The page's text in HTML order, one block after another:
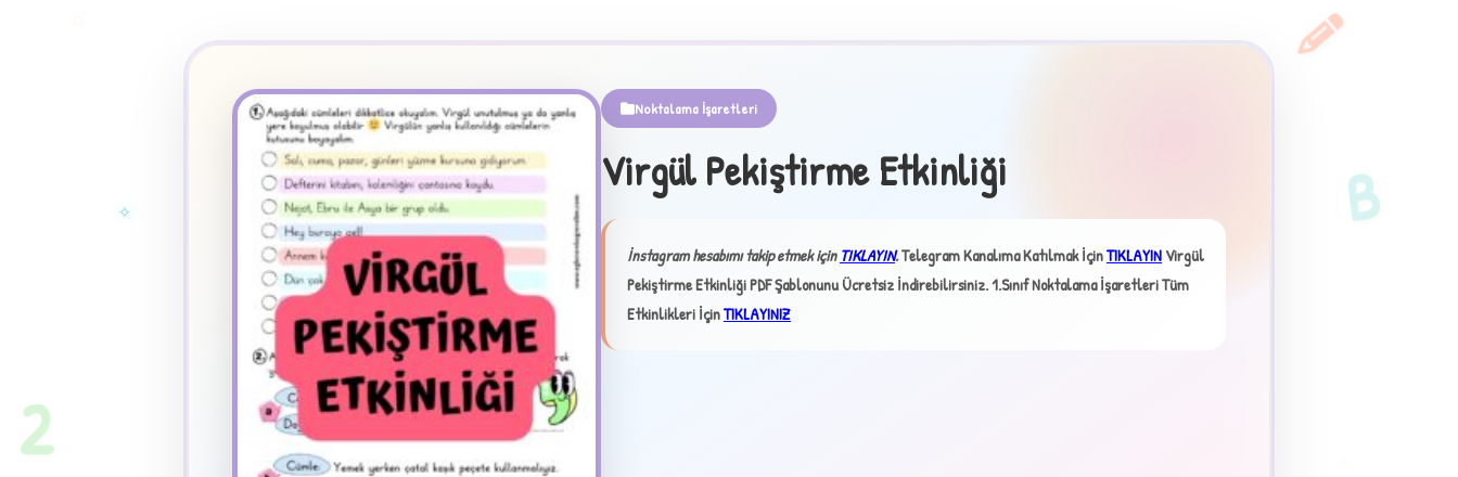
✧
Noktalama İşaretleri
Virgül Pekiştirme Etkinliği
İnstagram hesabımı takip etmek içinTIKLAYIN.Telegram Kanalıma Katılmak İçinTIKLAYINVirgül
Pekiştirme Etkinliği PDF Şablonunu Ücretsiz İndirebilirsiniz.1.Sınıf Noktalama İşaretleri Tüm
Etkinlikleri İçinTIKLAYINIZ
B
2
★